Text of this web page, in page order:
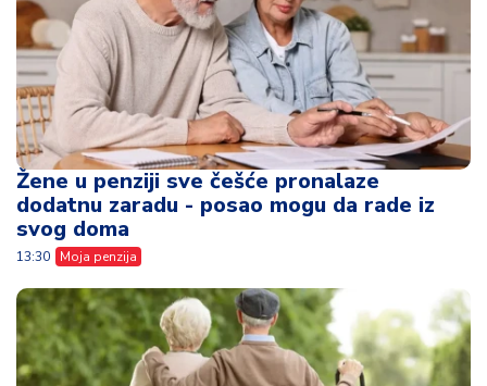
Žene u penziji sve češće pronalaze
dodatnu zaradu - posao mogu da rade iz
svog doma
13:30 Moja penzija